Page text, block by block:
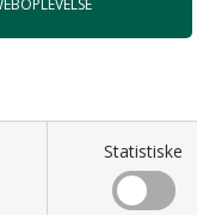
Statistiske